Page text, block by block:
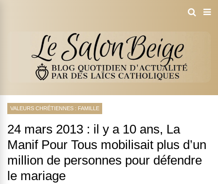
VALEURS CHRÉTIENNES : FAMILLE
24 mars 2013 : il y a 10 ans, La
Manif Pour Tous mobilisait plus d’un
million de personnes pour défendre
le mariage